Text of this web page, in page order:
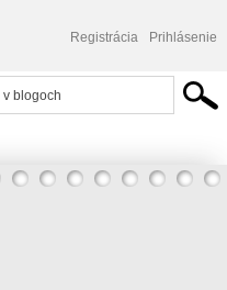
Registrácia Prihlásenie
elektrickej prípojky